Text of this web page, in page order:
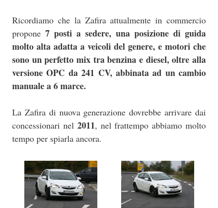
Ricordiamo che la Zafira attualmente in commercio
propone 7 posti a sedere, una posizione di guida
molto alta adatta a veicoli del genere, e motori che
sono un perfetto mix tra benzina e diesel, oltre alla
versione OPC da 241 CV, abbinata ad un cambio
manuale a 6 marce.
La Zafira di nuova generazione dovrebbe arrivare dai
concessionari nel 2011, nel frattempo abbiamo molto
tempo per spiarla ancora.